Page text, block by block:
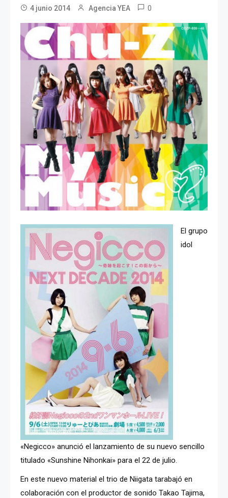
4 junio 2014 Agencia YEA 0
El grupo
idol
«Negicco» anunció el lanzamiento de su nuevo sencillo
titulado «Sunshine Nihonkai» para el 22 de julio.
En este nuevo material el trio de Niigata tarabajó en
colaboración con el productor de sonido Takao Tajima,